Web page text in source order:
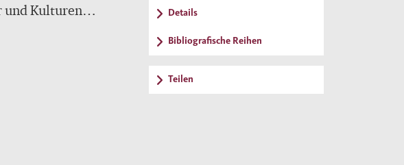
und Kulturen
Details
Bibliografische Reihen
Teilen